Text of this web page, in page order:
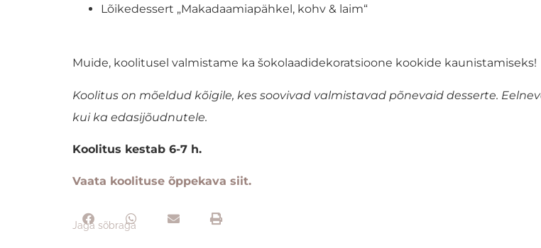
Lõikedessert „Makadaamiapähkel, kohv & laim“
Muide, koolitusel valmistame ka šokolaadidekoratsioone kookide kaunistamiseks!
Koolitus on mõeldud kõigile, kes soovivad valmistavad põnevaid desserte.
kui ka edasijõudnutele.
Koolitus kestab 6-7 h.
Vaata koolituse õppekava siit.
Jaga sõbraga